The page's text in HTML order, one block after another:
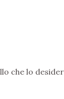
che lo